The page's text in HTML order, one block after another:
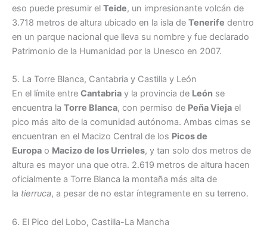
eso puede presumir el Teide, un impresionante volcán de
3.718 metros de altura ubicado en la isla de Tenerife dentro
en un parque nacional que lleva su nombre y fue declarado
Patrimonio de la Humanidad por la Unesco en 2007.
5. La Torre Blanca, Cantabria y Castilla y León
En el límite entre Cantabria y la provincia de León se
encuentra la Torre Blanca, con permiso de Peña Vieja el
pico más alto de la comunidad autónoma. Ambas cimas se
encuentran en el Macizo Central de los Picos de
Europa o Macizo de los Urrieles, y tan solo dos metros de
altura es mayor una que otra. 2.619 metros de altura hacen
oficialmente a Torre Blanca la montaña más alta de
la tierruca, a pesar de no estar íntegramente en su terreno.
6. El Pico del Lobo, Castilla-La Mancha